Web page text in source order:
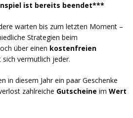
ist bereits beendet***
warten bis zum letzten Moment –
Strategien beim
über einen kostenfreien
sich vermutlich jeder.
in diesem Jahr ein paar Geschenke
zahlreiche Gutscheine im Wert